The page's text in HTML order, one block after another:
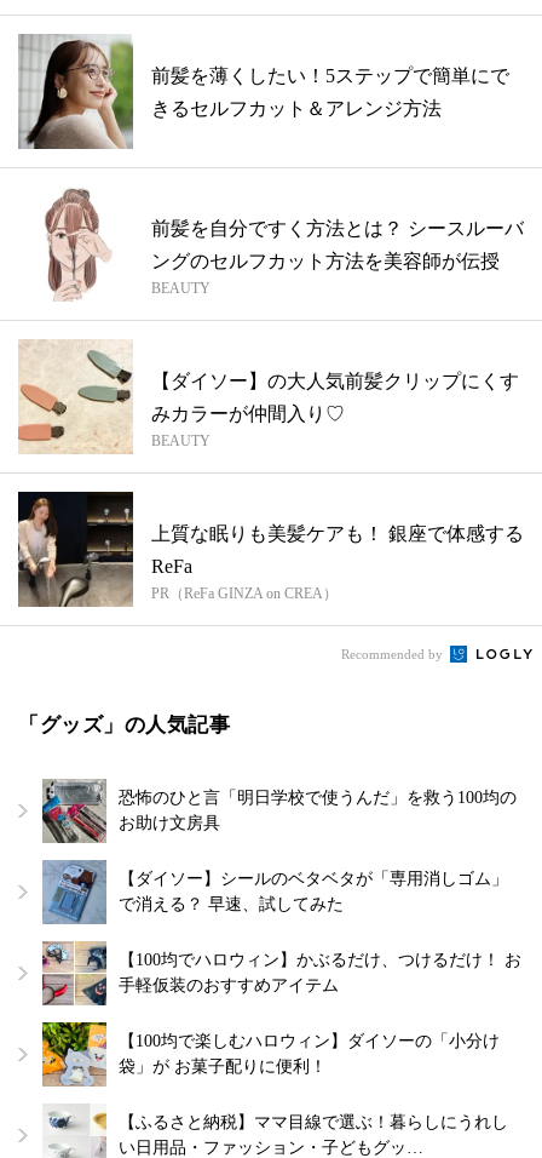
前髪を薄くしたい！5ステップで簡単にで
きるセルフカット＆アレンジ方法
前髪を自分ですく方法とは？ シースルーバ
ングのセルフカット方法を美容師が伝授
BEAUTY
【ダイソー】の大人気前髪クリップにくす
みカラーが仲間入り♡
BEAUTY
上質な眠りも美髪ケアも！ 銀座で体感する
ReFa
PR（ReFa GINZA on CREA）
Recommended by
「グッズ」の人気記事
恐怖のひと言「明日学校で使うんだ」を救う100均の
お助け文房具
【ダイソー】シールのベタベタが「専用消しゴム」
で消える？ 早速、試してみた
【100均でハロウィン】かぶるだけ、つけるだけ！ お
手軽仮装のおすすめアイテム
【100均で楽しむハロウィン】ダイソーの「小分け
袋」が お菓子配りに便利！
【ふるさと納税】ママ目線で選ぶ！暮らしにうれし
い日用品・ファッション・子どもグッ…